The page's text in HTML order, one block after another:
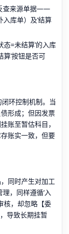
查来源单据——
库单）及‘结算
态=未结算’的入库
算’按钮是否可
闭环控制机制。当
形成；但因发票
账至暂估科目，
账实一致，但要
同时产生对加工
，同样遵循‘入
核，却忽略【委
导致长期挂暂